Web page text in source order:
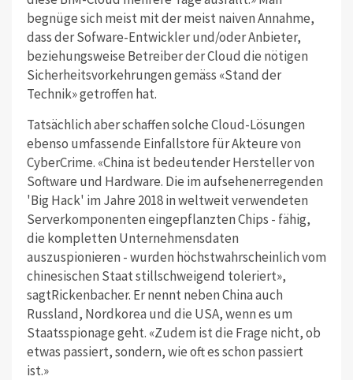
begnüge sich meist mit der meist naiven Annahme,
dass der Sofware-Entwickler und/oder Anbieter,
beziehungsweise Betreiber der Cloud die nötigen
Sicherheitsvorkehrungen gemäss «Stand der
Technik» getroffen hat.
Tatsächlich aber schaffen solche Cloud-Lösungen
ebenso umfassende Einfallstore für Akteure von
CyberCrime. «China ist bedeutender Hersteller von
Software und Hardware. Die im aufsehenerregenden
'Big Hack' im Jahre 2018 in weltweit verwendeten
Serverkomponenten eingepflanzten Chips - fähig,
die kompletten Unternehmensdaten
auszuspionieren - wurden höchstwahrscheinlich vom
chinesischen Staat stillschweigend toleriert»,
sagtRickenbacher. Er nennt neben China auch
Russland, Nordkorea und die USA, wenn es um
Staatsspionage geht. «Zudem ist die Frage nicht, ob
etwas passiert, sondern, wie oft es schon passiert
ist.»